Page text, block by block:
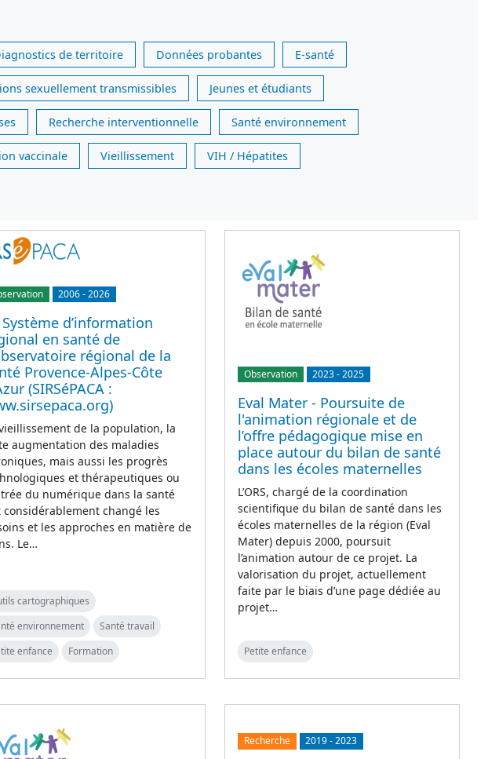
de territoire Données probantes E-santé
sexuellement transmissibles Jeunes et étudiants
Recherche interventionnelle Santé environnement
vaccinale Vieillissement VIH / Hépatites
2006-2026
Système d’information
en santé de
régional de la
Provence-Alpes-Côte
(SIRSéPACA :
de la population, la
augmentation des maladies
mais aussi les progrès
et thérapeutiques ou
du numérique dans la santé
considérablement changé les
et les approches en matière de
Le…
cartographiques
environnement
Santé travail
enfance
Formation
Observation 2023-2025
Eval Mater - Poursuite de
l'animation régionale et de
l’offre pédagogique mise en
place autour du bilan de santé
dans les écoles maternelles
L’ORS, chargé de la coordination
scientifique du bilan de santé dans les
écoles maternelles de la région (Eval
Mater) depuis 2000, poursuit
l’animation autour de ce projet. La
valorisation du projet, actuellement
faite par le biais d’une page dédiée au
projet…
Petite enfance
Recherche 2019-2023